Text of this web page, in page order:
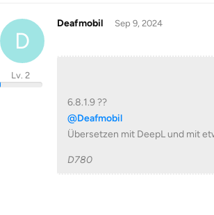
D
Deafmobil
Lv. 2
Sep 9, 2024
6.8.1.9 ??
@Deafmobil
Übersetzen mit DeepL und mit
D780